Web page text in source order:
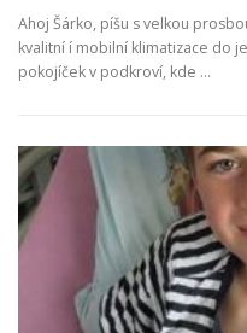
Ahoj Šárko, píšu s velkou
kvalitní í mobilní klimatizace do
pokojíček v podkroví, kde …